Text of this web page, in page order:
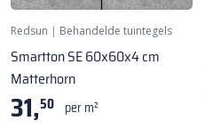
Redsun | Behandelde tuintegels
Smartton SE 60x60x4 cm
Matterhorn
31,50 per m²